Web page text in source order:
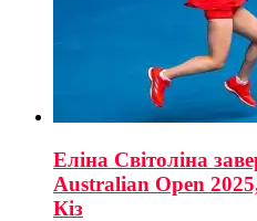
Еліна Світоліна
Australian Open
Кіз